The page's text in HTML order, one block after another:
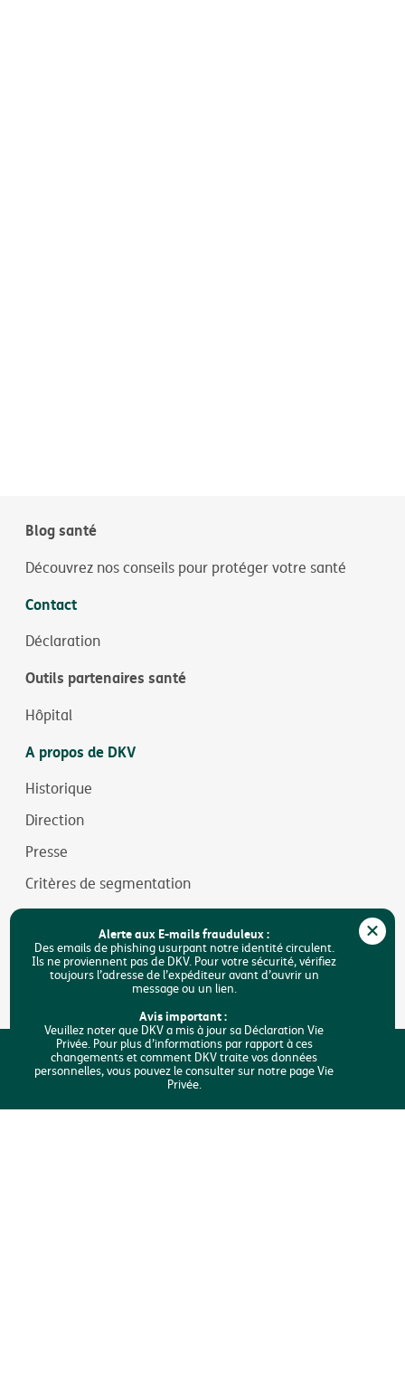
Blog santé
Découvrez nos conseils pour protéger votre santé
Contact
Déclaration
Outils partenaires santé
Hôpital
A propos de DKV
Historique
Direction
Presse
Critères de segmentation
Jobs
Durabilité
Accessibilité
Rechercher
J'analyse mes besoins
Alerte aux E-mails frauduleux :
Des emails de phishing usurpant notre identité circulent.
Ils ne proviennent pas de DKV. Pour votre sécurité, vérifiez
toujours l’adresse de l’expéditeur avant d’ouvrir un
message ou un lien.
Avis important :
Veuillez noter que DKV a mis à jour sa Déclaration Vie
Privée. Pour plus d’informations par rapport à ces
changements et comment DKV traite vos données
personnelles, vous pouvez le consulter sur notre page Vie
Privée.